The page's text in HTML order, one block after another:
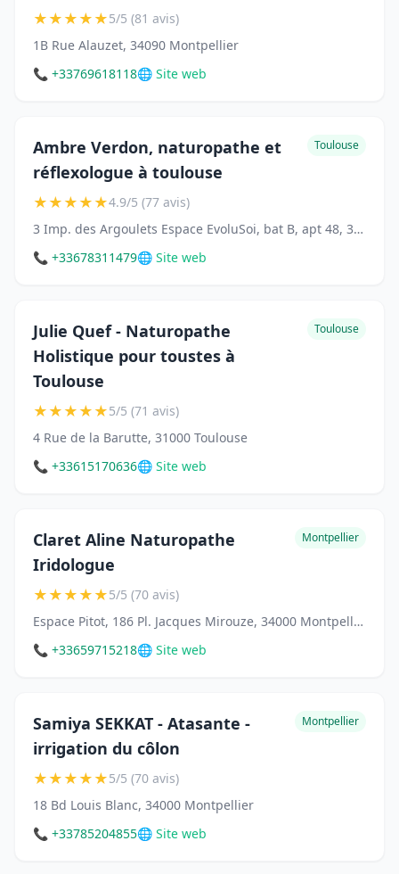
★★★★★5/5 (81 avis)
1B Rue Alauzet, 34090 Montpellier
📞 +33769618118🌐 Site web
Ambre Verdon, naturopathe et
réflexologue à toulouse
Toulouse
★★★★★4.9/5 (77 avis)
3 Imp. des Argoulets Espace EvoluSoi, bat B, apt 48, 31500 Toulouse
📞 +33678311479🌐 Site web
Julie Quef - Naturopathe
Holistique pour toustes à
Toulouse
Toulouse
★★★★★5/5 (71 avis)
4 Rue de la Barutte, 31000 Toulouse
📞 +33615170636🌐 Site web
Claret Aline Naturopathe
Iridologue
Montpellier
★★★★★5/5 (70 avis)
Espace Pitot, 186 Pl. Jacques Mirouze, 34000 Montpellier
📞 +33659715218🌐 Site web
Samiya SEKKAT - Atasante -
irrigation du côlon
Montpellier
★★★★★5/5 (70 avis)
18 Bd Louis Blanc, 34000 Montpellier
📞 +33785204855🌐 Site web